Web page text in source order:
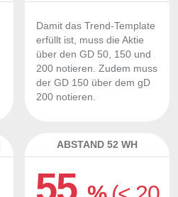
Damit das Trend-Template
erfüllt ist, muss die Aktie
über den GD 50, 150 und
200 notieren. Zudem muss
der GD 150 über dem gD
200 notieren.
ABSTAND 52 WH
55